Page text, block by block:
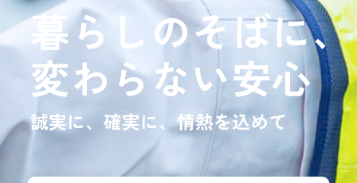
暮らしのそばに、
変わらない安心
誠実に、確実に、情熱を込めて